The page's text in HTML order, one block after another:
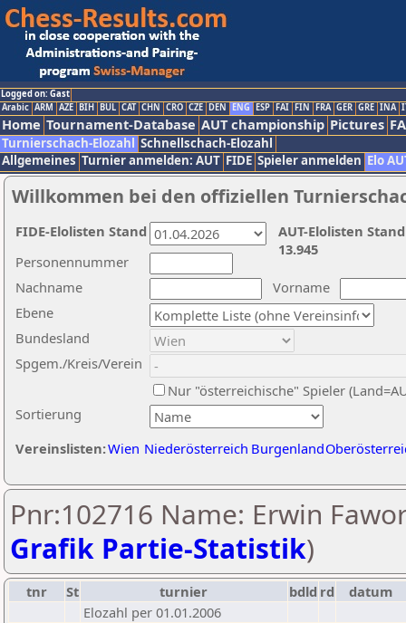
Logged on: Gast
Arabic ARM AZE BIH BUL CAT CHN CRO CZE DEN ENG ESP FAI FIN FRA GER GRE INA
Home Tournament-Database AUT championship Pictures
Turnierschach-Elozahl Schnellschach-Elozahl
Allgemeines Turnier anmelden: AUT FIDE Spieler anmelden Elo
Willkommen bei den offiziellen
Nachname
Vorname
Ebene
Sortierung
Personennummer
Bundesland
Spgem./Kreis/Verein
Nur "österreichische" Spieler
Vereinslisten:Wien Niederösterreich Burgenland
AUT-Elolisten
13.945
FIDE-Elolisten Stand
Pnr:102716 Name: Erwin
Grafik Partie-Statistik)
tnr St turnier bdld rd
datum
Elozahl per 01.01.2006